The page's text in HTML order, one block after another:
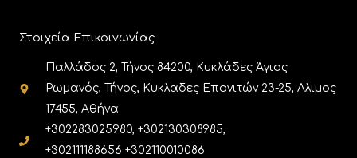
Στοιχεία Επικοινωνίας
Παλλάδος 2, Τήνος 84200, Κυκλάδες Άγιος
Ρωμανός, Τήνος, Κυκλαδες Επονιτών 23-25, Αλιμος
17455, Αθήνα
+302283025980, +302130308985,
+302111188656 +302110010086